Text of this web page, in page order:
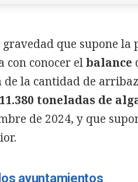
que supone la
con conocer elbalance
de la cantidad de
11.380 toneladas de
de 2024, y que
ayuntamientos